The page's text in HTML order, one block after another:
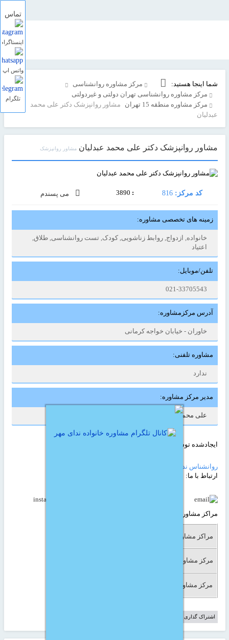
شما اینجا هستید:
مرکز مشاوره روانشناسی
مرکز مشاوره روانشناسی تهران دولتی و غیردولتی
مرکز مشاوره منطقه 15 تهران
مشاور روانپزشک دکتر علی محمد
عبدلیان
مشاور روانپزشک دکتر علی محمد عبدلیان مشاور روانپزشک
کد مرکز: 816
:
3890 می پسندم
زمینه های تخصصی مشاوره:
خانواده, ازدواج, روابط زناشویی, کودک, تست روانشناسی, طلاق,
اعتیاد
تلفن/موبایل:
021-33705543
آدرس مرکزمشاوره:
خاوران - خیابان خواجه کرمانی
مشاوره تلفنی:
ندارد
مدیر مرکز مشاوره:
علی محمد عبدلیان
ایجادشده توسط :
روانشناس ندای مهر
ارتباط با ما:
مراکز مشاوره مرتبط:
مراکز مشاوره دولتی
مرکز مشاوره جنسی
مرکز مشاوره ازدواج
اشتراک گذاری این آگهی:
تماس
اینستاگرام
واتس اپ
تلگرام